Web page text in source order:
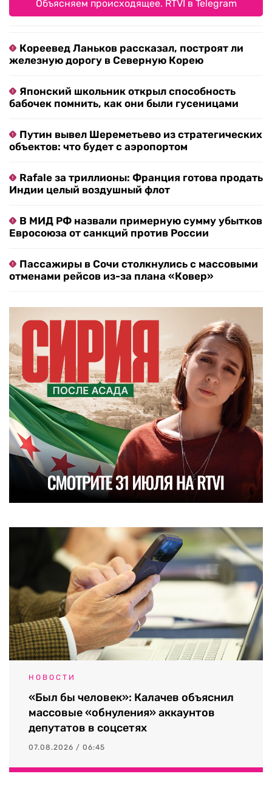
Объясняем происходящее. RTVI в Telegram
Кореевед Ланьков рассказал, построят ли
железную дорогу в Северную Корею
Японский школьник открыл способность
бабочек помнить, как они были гусеницами
Путин вывел Шереметьево из стратегических
объектов: что будет с аэропортом
Rafale за триллионы: Франция готова продать
Индии целый воздушный флот
В МИД РФ назвали примерную сумму убытков
Евросоюза от санкций против России
Пассажиры в Сочи столкнулись с массовыми
отменами рейсов из-за плана «Ковер»
НОВОСТИ
«Был бы человек»: Калачев объяснил
массовые «обнуления» аккаунтов
депутатов в соцсетях
07.08.2026 / 06:45